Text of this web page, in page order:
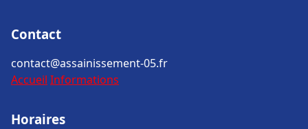
Contact
contact@assainissement-05.fr
Accueil Informations
Horaires